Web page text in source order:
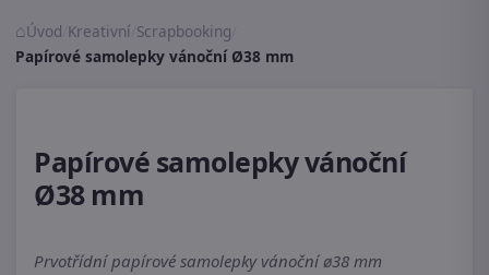
Úvod Kreativní Scrapbooking
Papírové samolepky vánoční Ø38 mm
Papírové samolepky vánoční
Ø38 mm
Prvotřídní papírové samolepky vánoční ø38 mm